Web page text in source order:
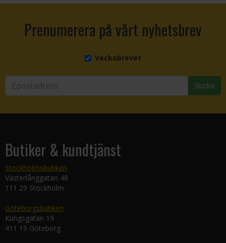
Prenumerera på vårt nyhetsbrev
Veckobrevet
Skicka
Butiker & kundtjänst
Stockholmsbutiken
Västerlånggatan 48
111 29 Stockholm
Göteborgsbutiken
Kungsgatan 19
411 19 Göteborg